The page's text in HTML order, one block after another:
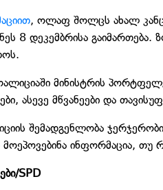
, ოლაფ შოლცს ახალ
8 დეკემბრისა
მინისტრის
ასევე მწვანეები და
შემადგენლობა
ინფორმაცია, თუ
SPD